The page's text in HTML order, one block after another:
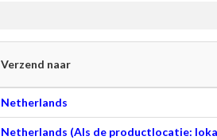
Verzend naar
Netherlands
Netherlands (Als de productlocatie: